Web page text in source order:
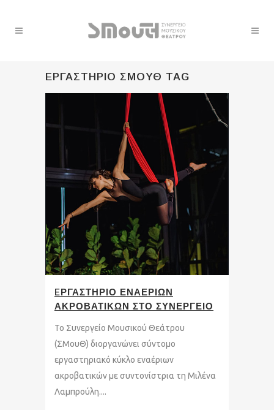
ΕΡΓΑΣΤΗΡΙΟ ΣΜΟΥΘ TAG
EΡΓΑΣΤΗΡΙΟ ΕΝΑΕΡΙΩΝ
ΑΚΡΟΒΑΤΙΚΩΝ ΣΤΟ ΣΥΝΕΡΓΕΙΟ
Το Συνεργείο Μουσικού Θεάτρου
(ΣΜουΘ) διοργανώνει σύντομο
εργαστηριακό κύκλο εναέριων
ακροβατικών με συντονίστρια τη Μιλένα
Λαμπρούλη....